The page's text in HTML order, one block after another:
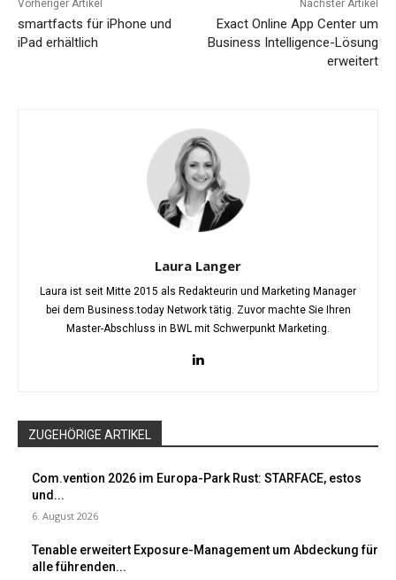
Vorheriger Artikel
smartfacts für iPhone und
iPad erhältlich
Nächster Artikel
Exact Online App Center um
Business Intelligence-Lösung
erweitert
Laura Langer
Laura ist seit Mitte 2015 als Redakteurin und Marketing Manager
bei dem Business.today Network tätig. Zuvor machte Sie Ihren
Master-Abschluss in BWL mit Schwerpunkt Marketing.
ZUGEHÖRIGE ARTIKEL
Com.vention 2026 im Europa-Park Rust: STARFACE, estos
und...
6. August 2026
Tenable erweitert Exposure-Management um Abdeckung für
alle führenden...